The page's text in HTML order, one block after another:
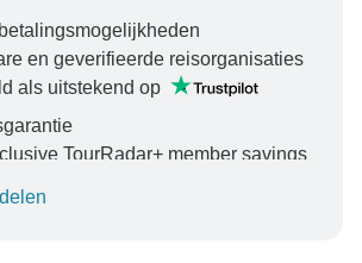
en geverifieerde reisorganisaties
als uitstekend op
TourRadar+ member savings
te beschermen en ervoor te zorgen